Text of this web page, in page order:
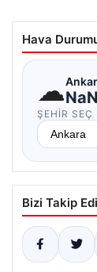
Hava
☁
ŞEHIR SEÇ
Bizi Takip